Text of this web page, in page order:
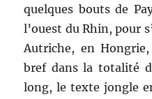
quelques bouts de
l’ouest du Rhin, pour
Autriche, en
bref dans la totalité
long, le texte jongle